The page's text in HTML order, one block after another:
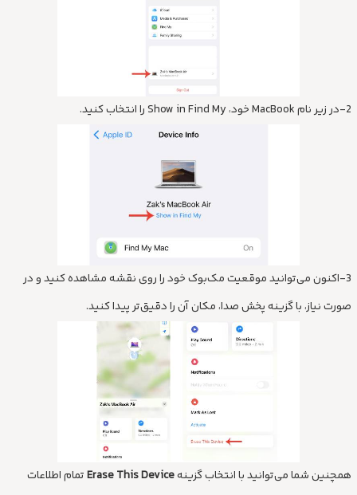
2-در زیر نام MacBook خود، Show in Find My را انتخاب کنید.
3-اکنون می‌توانید موقعیت مک‌بوک خود را روی نقشه مشاهده کنید و در
صورت نیاز، با گزینه پخش صدا، مکان آن را دقیق‌تر پیدا کنید.
همچنین شما می‌توانید با انتخاب گزینهErase This Deviceتمام اطلاعات